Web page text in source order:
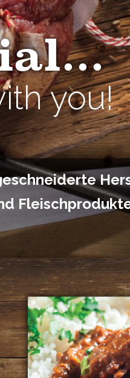
you!